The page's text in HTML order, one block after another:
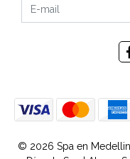
© 2026 Spa en Medellin